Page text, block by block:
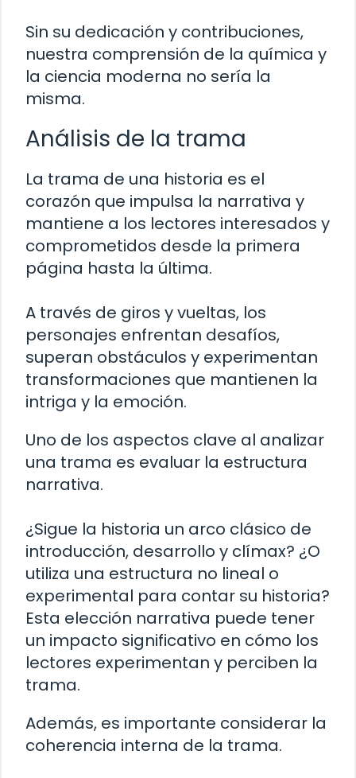
Sin su dedicación y contribuciones,
nuestra comprensión de la química y
la ciencia moderna no sería la
misma.
Análisis de la trama
La trama de una historia es el
corazón que impulsa la narrativa y
mantiene a los lectores interesados y
comprometidos desde la primera
página hasta la última.
A través de giros y vueltas, los
personajes enfrentan desafíos,
superan obstáculos y experimentan
transformaciones que mantienen la
intriga y la emoción.
Uno de los aspectos clave al analizar
una trama es evaluar la estructura
narrativa.
¿Sigue la historia un arco clásico de
introducción, desarrollo y clímax? ¿O
utiliza una estructura no lineal o
experimental para contar su historia?
Esta elección narrativa puede tener
un impacto significativo en cómo los
lectores experimentan y perciben la
trama.
Además, es importante considerar la
coherencia interna de la trama.